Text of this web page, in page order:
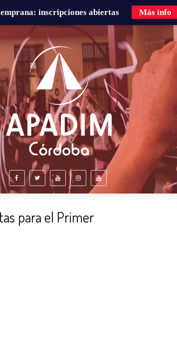
inscripciones abiertas Más info
FAMILIAS CURSOS DE FORMACIÓN
para el Primer